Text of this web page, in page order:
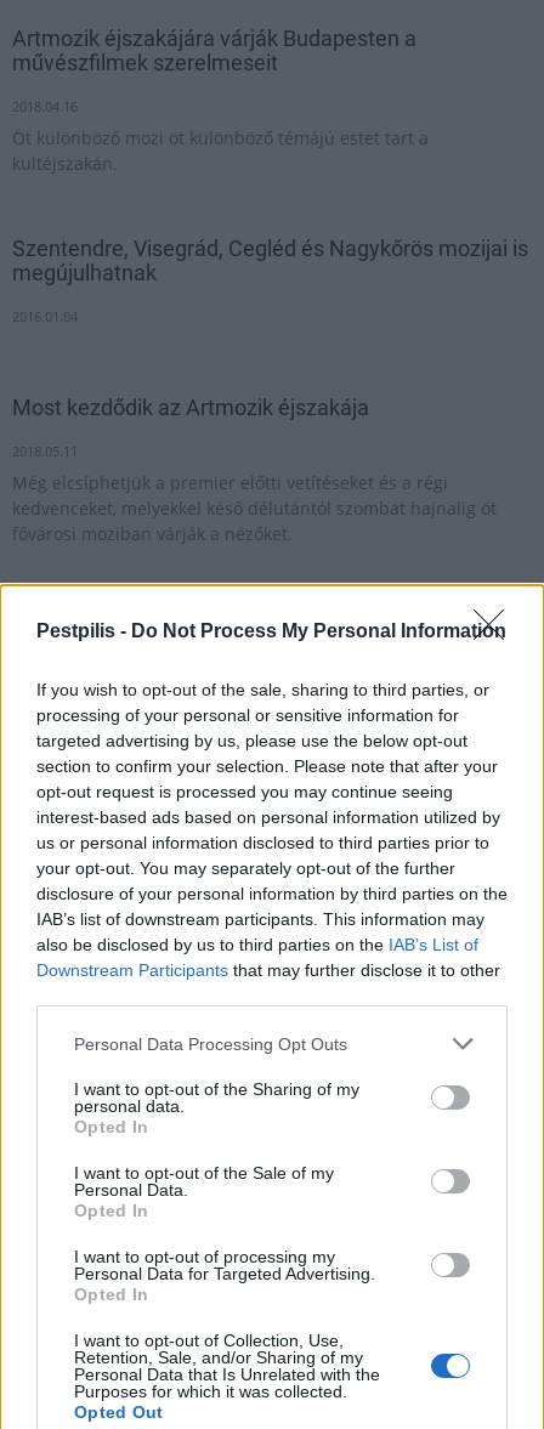
Pestpilis - Do Not Process My Personal Information
If you wish to opt-out of the sale, sharing to third parties, or
processing of your personal or sensitive information for
targeted advertising by us, please use the below opt-out
section to confirm your selection. Please note that after your
opt-out request is processed you may continue seeing
interest-based ads based on personal information utilized by
us or personal information disclosed to third parties prior to
your opt-out. You may separately opt-out of the further
disclosure of your personal information by third parties on the
IAB’s list of downstream participants. This information may
also be disclosed by us to third parties on the IAB’s List of
Downstream Participants that may further disclose it to other
Personal Data Processing Opt Outs
I want to opt-out of the Sharing of my
personal data.
Opted In
I want to opt-out of the Sale of my
Personal Data.
Opted In
I want to opt-out of processing my
Personal Data for Targeted Advertising.
Opted In
I want to opt-out of Collection, Use,
Retention, Sale, and/or Sharing of my
Personal Data that Is Unrelated with the
Purposes for which it was collected.
Opted Out
Artmozik éjszakájára várják Budapesten a
művészfilmek szerelmeseit
2018.04.16
Öt különböző mozi öt különböző témájú estet tart a
kultéjszakán.
Szentendre, Visegrád, Cegléd és Nagykőrös mozijai is
megújulhatnak
2016.01.04
Most kezdődik az Artmozik éjszakája
2018.05.11
Még elcsíphetjük a premier előtti vetítéseket és a régi
kedvenceket, melyekkel késő délutántól szombat hajnalig öt
fővárosi moziban várják a nézőket.
Építészeti Filmnapok: mozivásznon az épületek
megfoghatatlan vonzereje
2017.02.15
35 szemléletformáló, inspiratív filmet mutatnak be a Toldi
moziban, melyek után rendezői beszélgetések és bulik
következnek.
1
HÍRLEVÉL
E-mail cím
Feliratkozom a hírlevélre és elfogadom az
adatvédelmi
szabályzatot!
FELIRATKOZÁS
LEGFRISSEBB